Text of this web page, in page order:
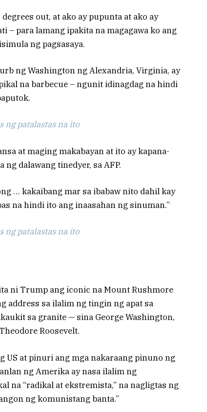
out, at ako ay pupunta at ako ay
– para lamang ipakita na magagawa ko ang
ng pagsasaya.
ng Washington ng Alexandria, Virginia, ay
na barbecue – ngunit idinagdag na hindi
ng patalastas na ito
at maging makabayan at ito ay kapana-
dalawang tinedyer, sa AFP.
… kakaibang mar sa ibabaw nito dahil kay
na hindi ito ang inaasahan ng sinuman.”
ng patalastas na ito
ni Trump ang iconic na Mount Rushmore
address sa ilalim ng tingin ng apat sa
sa granite — sina George Washington,
Roosevelt.
US at pinuri ang mga nakaraang pinuno ng
ng Amerika ay nasa ilalim ng
na “radikal at ekstremista,” na nagligtas ng
ng komunistang banta.”